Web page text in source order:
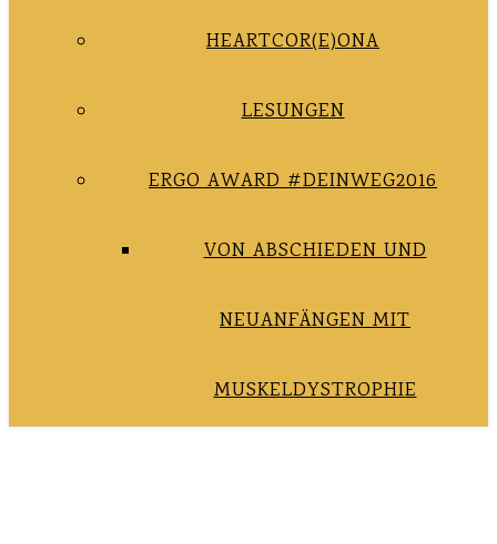
HEARTCOR(E)ONA
LESUNGEN
ERGO AWARD #DEINWEG2016
VON ABSCHIEDEN UND
NEUANFÄNGEN MIT
MUSKELDYSTROPHIE